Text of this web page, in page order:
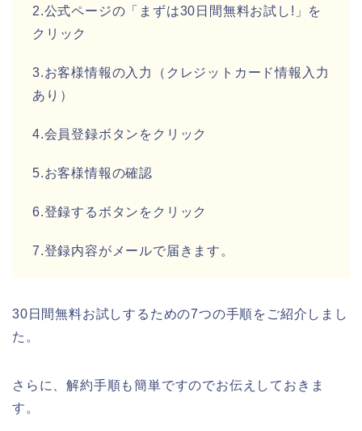
2.公式ページの「まずは30日間無料お試し!」を
クリック
3.お客様情報の入力（クレジットカード情報入力
あり）
4.会員登録ボタンをクリック
5.お客様情報の確認
6.登録するボタンをクリック
7.登録内容がメールで届きます。
30日間無料お試しするための7つの手順をご紹介しまし
た。
さらに、解約手順も簡単ですのでお伝えしておきま
す。